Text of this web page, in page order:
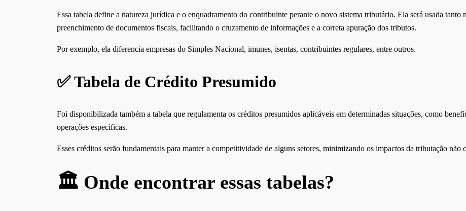
Essa tabela define a natureza jurídica e o enquadramento do contribuinte perante o novo sistema tributário. Ela será usada
preenchimento de documentos fiscais, facilitando o cruzamento de informações e a correta apuração dos tributos.
Por exemplo, ela diferencia empresas do Simples Nacional, imunes, isentas, contribuintes regulares, entre outros.
✅ Tabela de Crédito Presumido
Foi disponibilizada também a tabela que regulamenta os créditos presumidos aplicáveis em determinadas situações, como
operações específicas.
Esses créditos serão fundamentais para manter a competitividade de alguns setores, minimizando os impactos da tributação
🏛️ Onde encontrar essas tabelas?